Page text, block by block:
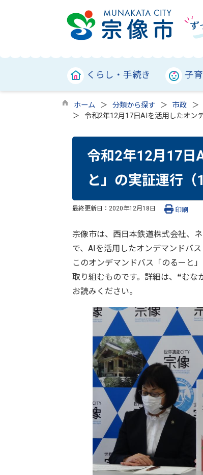
くらし・手続き 子
ホーム 分類から探す 市政
令和2年12月17日AIを活用したオン
令和2年12月17日
と」の実証運行（
最終更新日： 2020年12月18日 印刷
宗像市は、西日本鉄道株式会社、
で、AIを活用したオンデマンドバ
このオンデマンドバス「のるーと
取り組むものです。詳細は、❝む
お読みください。